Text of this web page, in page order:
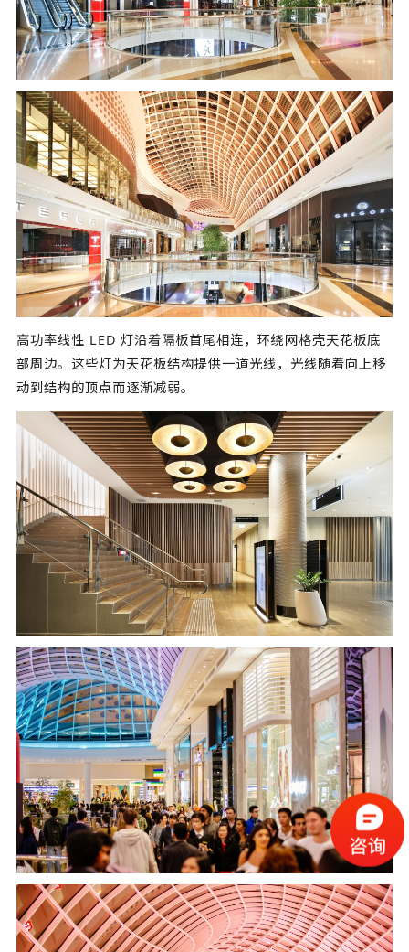
高功率线性 LED 灯沿着隔板首尾相连，环绕网格壳天花板底
部周边。这些灯为天花板结构提供一道光线，光线随着向上移
动到结构的顶点而逐渐减弱。